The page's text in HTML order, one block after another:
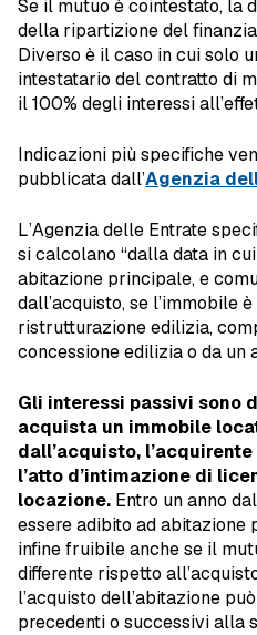
Se il mutuo è cointestato, la
della ripartizione del
Diverso è il caso in cui solo
intestatario del contratto di
il 100% degli interessi
Indicazioni più specifiche
pubblicata dall’Agenzia
L’Agenzia delle Entrate
si calcolano “dalla data in
abitazione principale, e
dall’acquisto, se l’immobile
ristrutturazione edilizia,
concessione edilizia o da un
Gli interessi passivi sono
acquista un immobile
dall’acquisto,
l’atto d’intimazione di
locazione. Entro un anno
essere adibito ad
infine fruibile anche se il
differente rispetto
l’acquisto dell’abitazione
precedenti o successivi alla